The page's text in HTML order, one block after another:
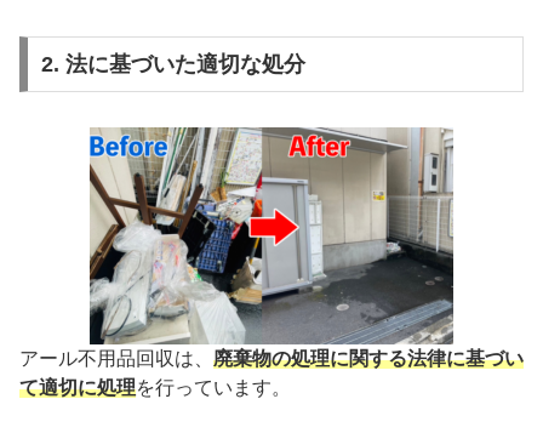
2. 法に基づいた適切な処分
アール不用品回収は、 廃棄物の処理に関する法律に基づい
て適切に処理を行っています。